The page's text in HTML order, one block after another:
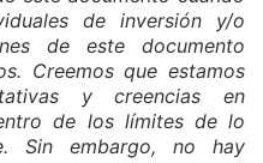
de inversión y/o
de este documento
Creemos que estamos
y creencias en
de los límites de lo
Sin embargo, no hay